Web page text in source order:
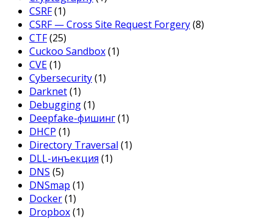
CSRF(1)
CSRF — Cross Site Request Forgery(8)
CTF(25)
Cuckoo Sandbox(1)
CVE(1)
Cybersecurity(1)
Darknet(1)
Debugging(1)
Deepfake-фишинг(1)
DHCP (1)
Directory Traversal (1)
DLL-инъекция (1)
DNS (5)
DNSmap (1)
Docker(1)
Dropbox(1)